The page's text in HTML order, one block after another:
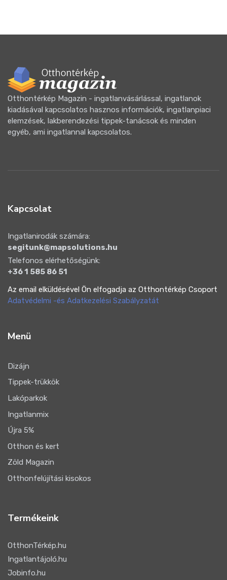
Otthontérkép Magazin - ingatlanvásárlással, ingatlanok
kiadásával kapcsolatos hasznos információk, ingatlanpiaci
elemzések, lakberendezési tippek-tanácsok és minden
egyéb, ami ingatlannal kapcsolatos.
Kapcsolat
Ingatlanirodák számára:
segitunk@mapsolutions.hu
Telefonos elérhetőségünk:
+36 1 585 86 51
Az email elküldésével Ön elfogadja az Otthontérkép Csoport
Adatvédelmi -és Adatkezelési Szabályzatát
Menü
Dizájn
Tippek-trükkök
Lakóparkok
Ingatlanmix
Újra 5%
Otthon és kert
Zöld Magazin
Otthonfelújítási kisokos
Termékeink
OtthonTérkép.hu
Ingatlantájoló.hu
Jobinfo.hu